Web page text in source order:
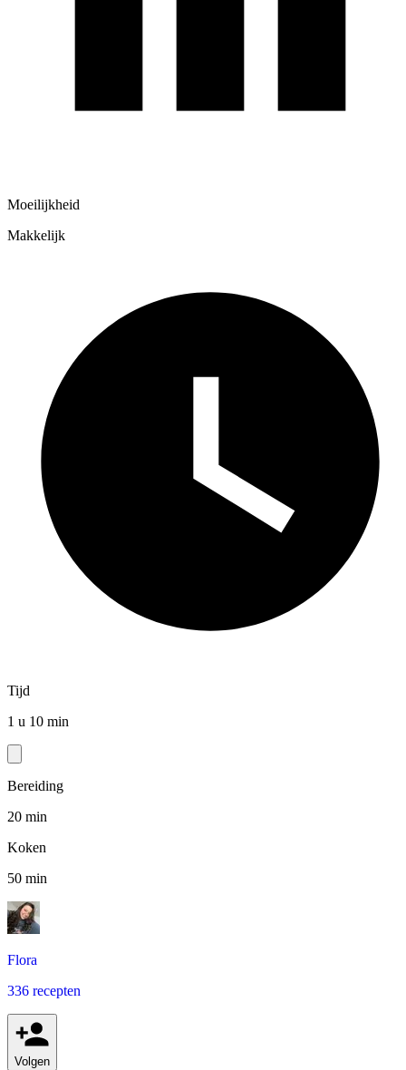
Moeilijkheid
Makkelijk
Tijd
1 u 10 min
Bereiding
20 min
Koken
50 min
Flora
336 recepten
Volgen